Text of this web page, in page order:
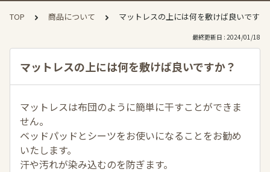
TOP 商品について マットレスの上には何を敷けば良いですか
最終更新日 : 2024/01/18
マットレスの上には何を敷けば良いですか？
マットレスは布団のように簡単に干すことができま
せん。
ベッドパッドとシーツをお使いになることをお勧め
いたします。
汗や汚れが染み込むのを防ぎます。